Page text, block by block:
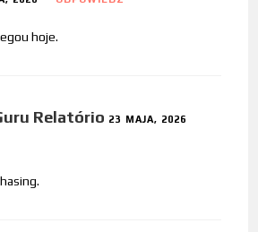
hoje.
Relatório 23 MAJA, 2026